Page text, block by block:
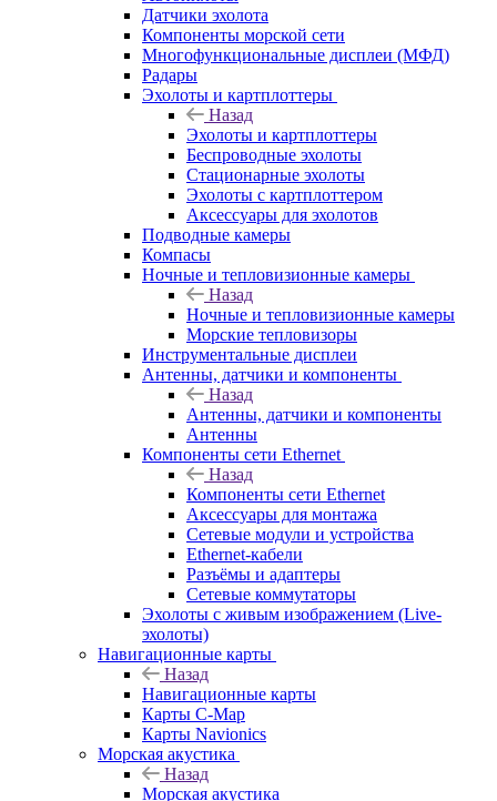
Датчики эхолота
Компоненты морской сети
Многофункциональные дисплеи (МФД)
Радары
Эхолоты и картплоттеры
Назад
Эхолоты и картплоттеры
Беспроводные эхолоты
Стационарные эхолоты
Эхолоты с картплоттером
Аксессуары для эхолотов
Подводные камеры
Компасы
Ночные и тепловизионные камеры
Назад
Ночные и тепловизионные камеры
Морские тепловизоры
Инструментальные дисплеи
Антенны, датчики и компоненты
Назад
Антенны, датчики и компоненты
Антенны
Компоненты сети Ethernet
Назад
Компоненты сети Ethernet
Аксессуары для монтажа
Сетевые модули и устройства
Ethernet-кабели
Разъёмы и адаптеры
Сетевые коммутаторы
Эхолоты с живым изображением (Live-
эхолоты)
Навигационные карты
Назад
Навигационные карты
Карты C-Map
Карты Navionics
Морская акустика
Назад
Морская акустика